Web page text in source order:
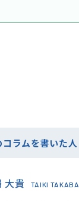
コラムを書いた人
大貴 TAIKI TAKABA